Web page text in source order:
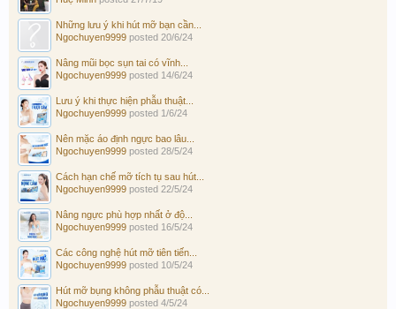
Những lưu ý khi hút mỡ bạn cần...
Ngochuyen9999 posted 20/6/24
Nâng mũi bọc sụn tai có vĩnh...
Ngochuyen9999 posted 14/6/24
Lưu ý khi thực hiện phẫu thuật...
Ngochuyen9999 posted 1/6/24
Nên mặc áo định ngực bao lâu...
Ngochuyen9999 posted 28/5/24
Cách hạn chế mỡ tích tụ sau hút...
Ngochuyen9999 posted 22/5/24
Nâng ngực phù hợp nhất ở độ...
Ngochuyen9999 posted 16/5/24
Các công nghệ hút mỡ tiên tiến...
Ngochuyen9999 posted 10/5/24
Hút mỡ bụng không phẫu thuật có...
Ngochuyen9999 posted 4/5/24